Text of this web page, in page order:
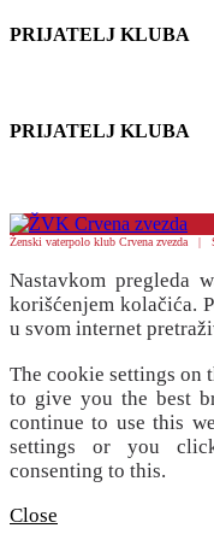
PRIJATELJ KLUBA
PRIJATELJ KLUBA
Ženski vaterpolo klub Crvena zvezda |
Nastavkom pregleda
korišćenjem kolačića.
u svom internet
The cookie settings on
to give you the best
continue to use this
settings or you
consenting to this.
Close